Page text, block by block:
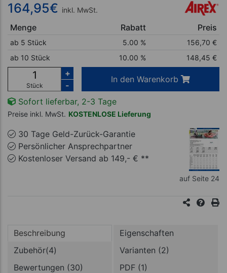
164,95€ inkl. MwSt.
Menge Rabatt Preis
ab 5 Stück 5.00 % 156,70€
ab 10 Stück
10.00 % 148,45€
Stück
+
-
In den Warenkorb
Sofort lieferbar, 2-3 Tage
Preise inkl. MwSt. KOSTENLOSE Lieferung
30 Tage Geld-Zurück-Garantie
Persönlicher Ansprechpartner
Kostenloser Versand ab 149,- € **
auf Seite 24
Beschreibung
Eigenschaften
Zubehör(4)
Varianten (2)
Bewertungen (30)
PDF (1)